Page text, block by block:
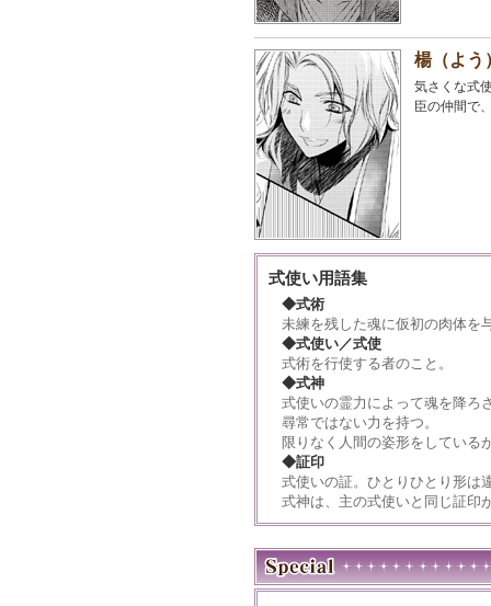
楊（よう
気さくな式
臣の仲間で
式使い用語集
◆式術
未練を残した魂に仮初の肉体を
◆式使い／式使
式術を行使する者のこと。
◆式神
式使いの霊力によって魂を降ろ
尋常ではない力を持つ。
限りなく人間の姿形をしている
◆証印
式使いの証。ひとりひとり形は
式神は、主の式使いと同じ証印